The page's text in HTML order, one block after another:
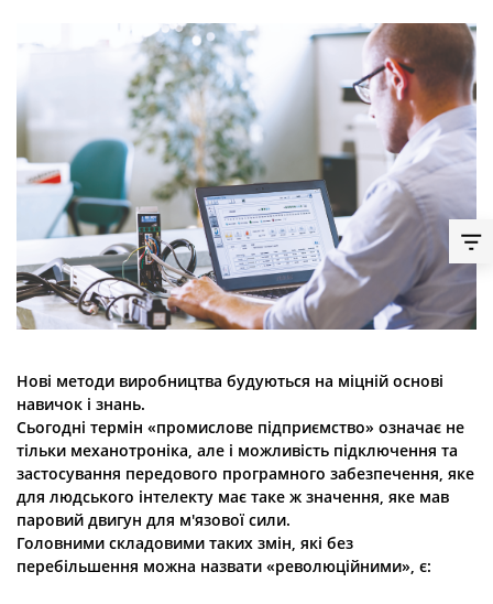
Нові методи виробництва будуються на міцній основі
навичок і знань.
Сьогодні термін «промислове підприємство» означає не
тільки механотроніка, але і можливість підключення та
застосування передового програмного забезпечення, яке
для людського інтелекту має таке ж значення, яке мав
паровий двигун для м'язової сили.
Головними складовими таких змін, які без
перебільшення можна назвати «революційними», є: